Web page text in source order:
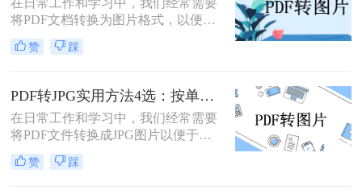
下将详细介绍几种免费将PDF转换为
图片的方法，帮助用户轻松实现格式
转换。
在日常工作和学习中，我们经常需要
将PDF文档转换为图片格式，以便于
分享、编辑或满足特定的展示需求。
那么pdf文档怎么变成图片呢？本文将
的方法，帮助读者轻松应对这一需
求。
赞 踩
PDF转JPG实用方法4选：按单页/多页/批量场景分别推荐！
在日常工作和学习中，我们经常需要
将PDF文件转换成JPG图片以便于浏
览、分享或编辑。PDF（Portable
Document Format）作为一种文档格
赞 踩